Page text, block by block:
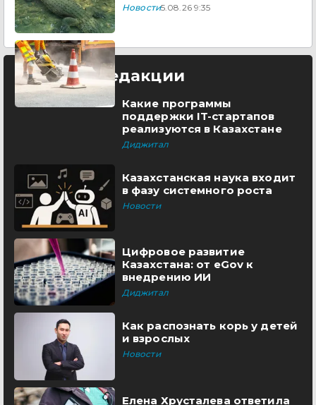
Новости5.08.26 9:35
Выбор редакции
Какие программы
поддержки IT-стартапов
реализуются в Казахстане
Диджитал
Казахстанская наука входит
в фазу системного роста
Новости
Цифровое развитие
Казахстана: от eGov к
внедрению ИИ
Диджитал
Как распознать корь у детей
и взрослых
Новости
Елена Хрусталева ответила